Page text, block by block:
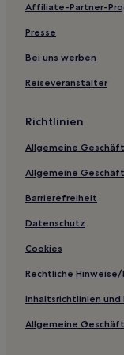
Günstige in Terre
Familien in Franklin
Familien in
Hotels mit
Günstige in
Familien in
Günstige in
Hotels mit
Günstige in
Affiliate-Partner-
Presse
Bei uns werben
Reiseveranstalter
Richtlinien
Allgemeine
Allgemeine
Barrierefreiheit
Datenschutz
Cookies
Rechtliche
Inhaltsrichtlinien
Allgemeine